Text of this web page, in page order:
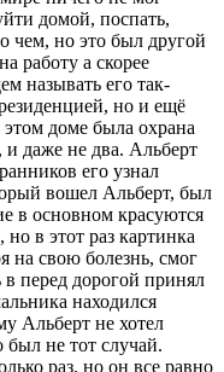
домой, поспать,
чем, но это был другой
работу а скорее
называть его так-
но и ещё
доме была охрана
даже не два. Альберт
его узнал
вошел Альберт, был
в основном красуются
в этот раз картинка
на свою болезнь, смог
перед дорогой принял
находился
Альберт не хотел
был не тот случай.
раз, но он все равно